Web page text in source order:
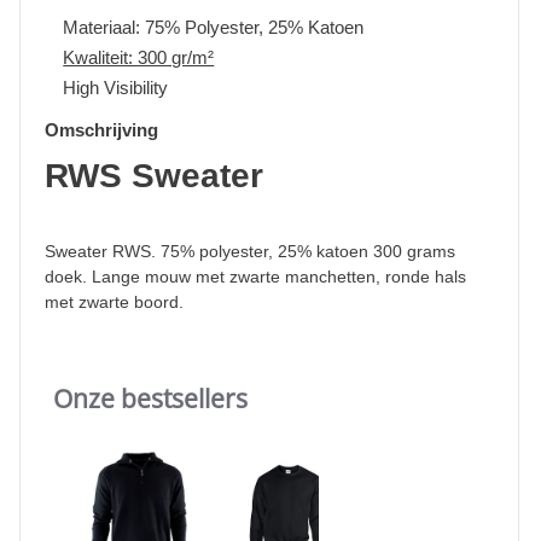
Materiaal: 75% Polyester, 25% Katoen
Kwaliteit: 300 gr/m²
High Visibility
Omschrijving
RWS Sweater
Sweater RWS. 75% polyester, 25% katoen 300 grams
doek. Lange mouw met zwarte manchetten, ronde hals
met zwarte boord.
Slideshow
Onze bestsellers